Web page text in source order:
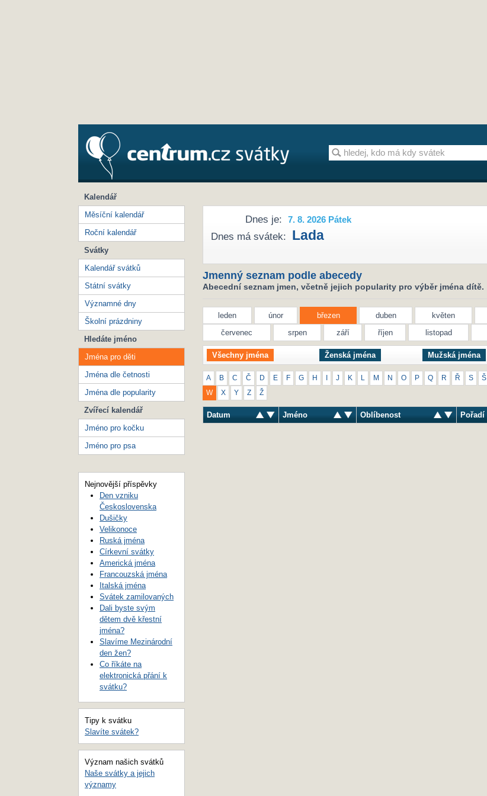
Dnes je: 7. 8. 2026 Pátek
Dnes má svátek: Lada
Jmenný seznam podle abecedy
Abecední seznam jmen, včetně jejich popularity pro výběr jména dítě.
leden únor březen duben květen
červenec
srpen září říjen listopad
Všechny jména Ženská jména Mužská jména
A B C Č D E F G H J K M N O P Q R Ř S Š
W X Y Z Ž
Datum Jméno Oblíbenost Pořadí
Kalendář
Měsíční kalendář
Roční kalendář
Svátky
Kalendář svátků
Státní svátky
Významné dny
Školní prázdniny
Hledáte jméno
Jména pro děti
Jména dle četnosti
Jména dle popularity
Zvířecí kalendář
Jméno pro kočku
Jméno pro psa
Nejnovější příspěvky
Den vzniku
Československa
Dušičky
Velikonoce
Ruská jména
Církevní svátky
Americká jména
Francouzská jména
Italská jména
Svátek zamilovaných
Dali byste svým
dětem dvě křestní
jména?
Slavíme Mezinárodní
den žen?
Co říkáte na
elektronická přání k
svátku?
Tipy k svátku
Slavíte svátek?
Význam našich svátků
Naše svátky a jejich
významy